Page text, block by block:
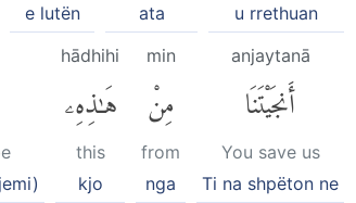
u rrethuan
ata
e lutën
anjaytanā
أَنجَيْتَنَا
You save us
Ti na shpëton ne
min
مِنْ
from
nga
hādhihi
هَٰذِهِۦ
this
kjo